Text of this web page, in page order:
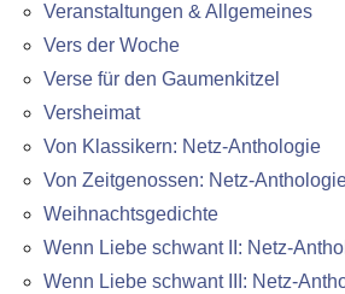
Veranstaltungen & Allgemeines
Vers der Woche
Verse für den Gaumenkitzel
Versheimat
Von Klassikern: Netz-Anthologie
Von Zeitgenossen: Netz-
Weihnachtsgedichte
Wenn Liebe schwant II: Netz-
Wenn Liebe schwant III: Netz-